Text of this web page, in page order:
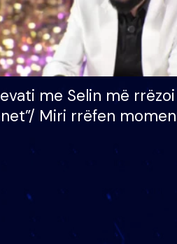
me Selin më
Miri rrëfen
zilja e mëngjesit